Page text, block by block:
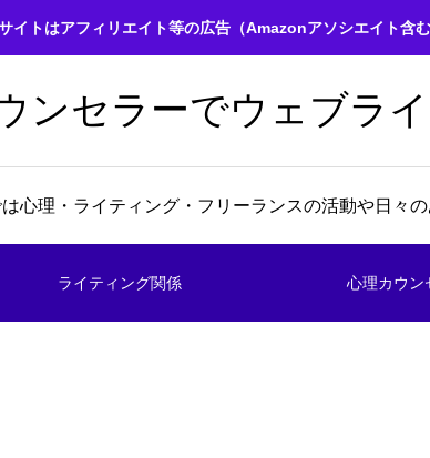
イトはアフィリエイト等の広告（Amazonアソシエイト含む
ンセラーでウェブラ
心理・ライティング・フリーランスの活動や日々
ライティング関係 心理カウン